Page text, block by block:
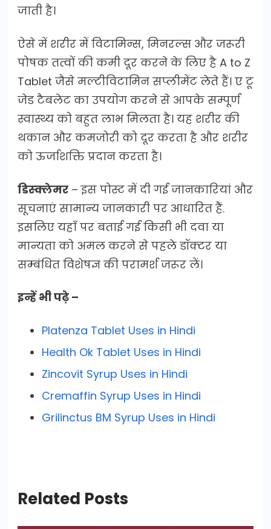
जाती है।
ऐसे में शरीर में विटामिन्स, मिनरल्स और जरूरी
पोषक तत्वों की कमी दूर करने के लिए है A to Z
Tablet जैसे मल्टीविटामिन सप्लीमेंट लेते हैं। ए टू
जेड टैबलेट का उपयोग करने से आपके सम्पूर्ण
स्वास्थ्य को बहुत लाभ मिलता है। यह शरीर की
थकान और कमजोरी को दूर करता है और शरीर
को ऊर्जाशक्ति प्रदान करता है।
डिस्क्लेमर – इस पोस्ट में दी गई जानकारियां और
सूचनाएं सामान्य जानकारी पर आधारित हैं.
इसलिए यहाँ पर बताई गई किसी भी दवा या
मान्यता को अमल करने से पहले डॉक्टर या
सम्बंधित विशेषज्ञ की परामर्श जरूर लें।
इन्हें भी पढ़े –
Platenza Tablet Uses in Hindi
Health Ok Tablet Uses in Hindi
Zincovit Syrup Uses in Hindi
Cremaffin Syrup Uses in Hindi
Grilinctus BM Syrup Uses in Hindi
Related Posts